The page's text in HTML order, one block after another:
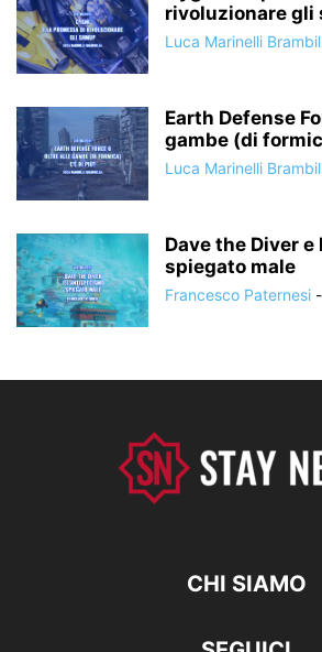
rivoluzionare gli
Luca Marinelli
Earth Defense
gambe (di
Luca Marinelli
Dave the Diver
spiegato male
Francesco Paternesi -
CHI SIAMO